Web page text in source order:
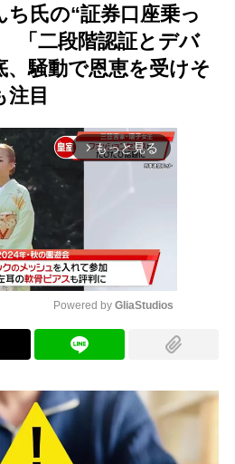
ち氏の“証券口座乗っ
「二段階認証とデバ
、騒動で恩恵を受けそ
目
arrow_forward_ios もっと見る
Powered by GliaStudios